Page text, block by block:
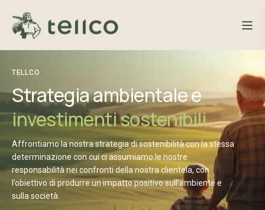
TELLCO
Strategia ambientale e
investimenti sostenibili
Affrontiamo la nostra strategia di sostenibilità con la stessa
determinazione con cui ci assumiamo le nostre
responsabilità nei confronti della nostra clientela, con
l’obiettivo di produrre un impatto positivo sull’ambiente e
sulla società.